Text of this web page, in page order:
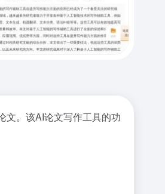
文。该AI论文写作工具的功